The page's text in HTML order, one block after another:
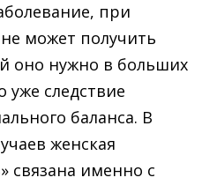
при
может получить
оно нужно в больших
уже следствие
баланса. В
женская
связана именно с